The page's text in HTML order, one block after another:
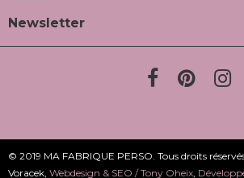
Newsletter
© 2019 MA FABRIQUE PERSO. Tous droits
Voracek, Webdesign & SEO / Tony Oheix,